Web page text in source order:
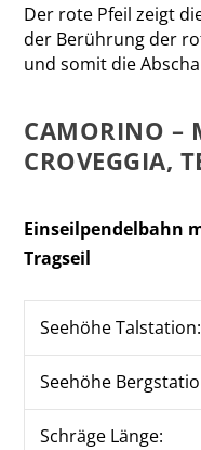
Der rote Pfeil zeigt
der Berührung der
und somit die
CAMORINO –
CROVEGGIA,
Einseilpendelbahn
Tragseil
Seehöhe Talstation:
Seehöhe
Schräge Länge: